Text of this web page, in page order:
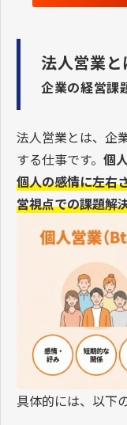
法人営業
企業の経営課
法人営業とは、企
する仕事です。 個
個人の感情に左右
営視点での課題解
具体的には、以下